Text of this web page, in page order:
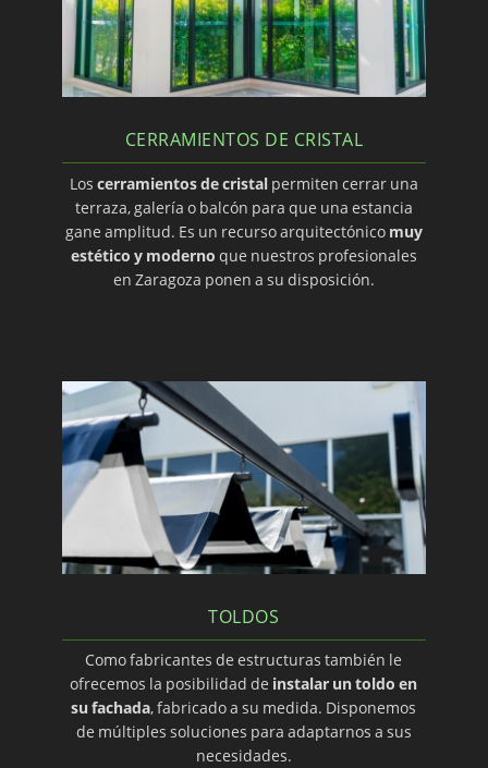
CERRAMIENTOS DE CRISTAL
Los cerramientos de cristalpermiten cerrar una
terraza, galería o balcón para que una estancia
gane amplitud. Es un recurso arquitectónico muy
estético y moderno que nuestros profesionales
en Zaragoza ponen a su disposición.
TOLDOS
Como fabricantes de estructuras también le
ofrecemos la posibilidad de instalar un toldo en
su fachada, fabricado a su medida. Disponemos
de múltiples soluciones para adaptarnos a sus
necesidades.